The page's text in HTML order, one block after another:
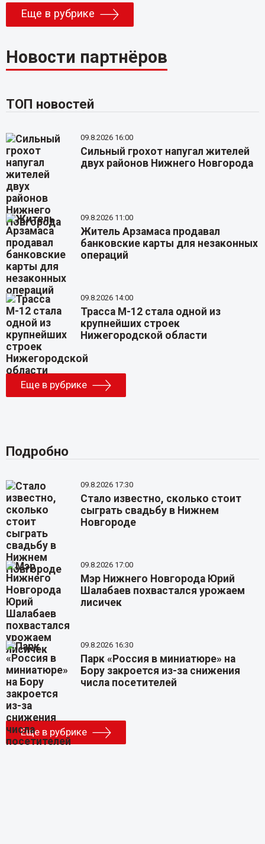
Еще в рубрике
Новости партнёров
ТОП новостей
09.8.2026 16:00
Сильный грохот напугал жителей
двух районов Нижнего Новгорода
09.8.2026 11:00
Житель Арзамаса продавал
банковские карты для незаконных
операций
09.8.2026 14:00
Трасса М-12 стала одной из
крупнейших строек
Нижегородской области
Еще в рубрике
Подробно
09.8.2026 17:30
Стало известно, сколько стоит
сыграть свадьбу в Нижнем
Новгороде
09.8.2026 17:00
Мэр Нижнего Новгорода Юрий
Шалабаев похвастался урожаем
лисичек
09.8.2026 16:30
Парк «Россия в миниатюре» на
Бору закроется из-за снижения
числа посетителей
Еще в рубрике